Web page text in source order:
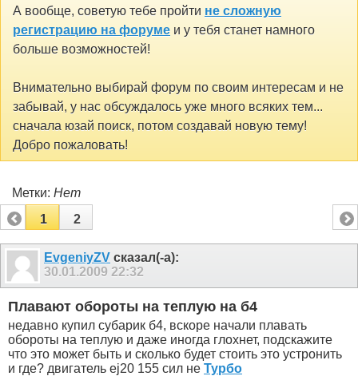
А вообще, советую тебе пройти не сложную
регистрацию на форуме и у тебя станет намного
больше возможностей!
Внимательно выбирай форум по своим интересам и не
забывай, у нас обсуждалось уже много всяких тем...
сначала юзай поиск, потом создавай новую тему!
Добро пожаловать!
Метки: Нет
1
2
EvgeniyZV сказал(-а):
30.01.2009 22:32
Плавают обороты на теплую на б4
недавно купил субарик б4, вскоре начали плавать
обороты на теплую и даже иногда глохнет, подскажите
что это может быть и сколько будет стоить это устронить
и где? двигатель ej20 155 сил не Турбо